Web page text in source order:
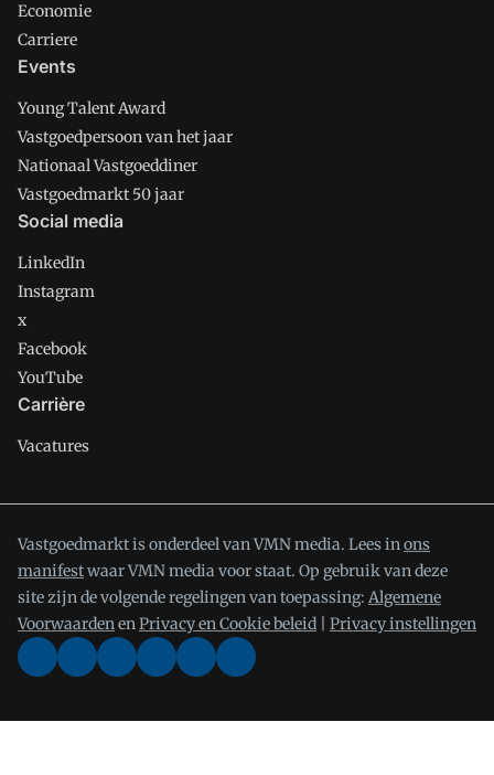
Economie
Carriere
Events
Young Talent Award
Vastgoedpersoon van het jaar
Nationaal Vastgoeddiner
Vastgoedmarkt 50 jaar
Social media
LinkedIn
Instagram
x
Facebook
YouTube
Carrière
Vacatures
Vastgoedmarkt is onderdeel van VMN media. Lees inons
manifestwaar VMN media voor staat. Op gebruik van deze
site zijn de volgende regelingen van toepassing: Algemene
VoorwaardenenPrivacy en Cookie beleid Privacy instellingen